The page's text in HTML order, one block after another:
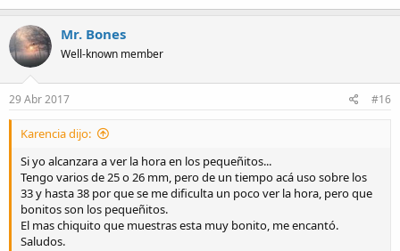
Mr. Bones
Well-known member
29 Abr 2017 #16
Karencia dijo:
Si yo alcanzara a ver la hora en los pequeñitos...
Tengo varios de 25 o 26 mm, pero de un tiempo acá uso sobre los
33 y hasta 38 por que se me dificulta un poco ver la hora, pero que
bonitos son los pequeñitos.
El mas chiquito que muestras esta muy bonito, me encantó.
Saludos.